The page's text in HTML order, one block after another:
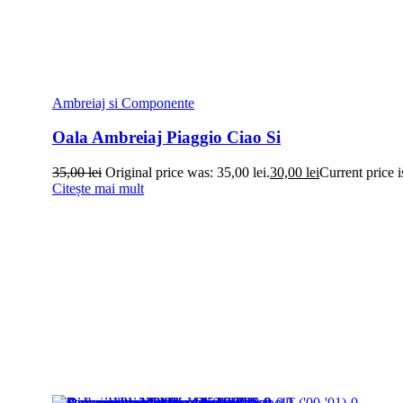
Ambreiaj si Componente
Oala Ambreiaj Piaggio Ciao Si
35,00lei Original price was: 35,00 lei.30,00 leiCurrent price
Citește mai mult